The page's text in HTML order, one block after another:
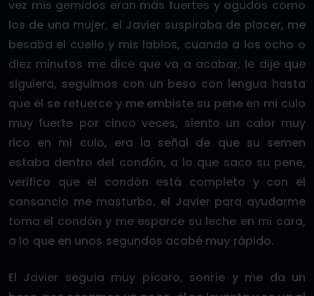
vez mis gemidos eran más fuertes y agudos como
los de una mujer, el Javier suspiraba de placer, me
besaba el cuello y mis labios, cuando a los ocho o
diez minutos me dice que va a acabar, le dije que
siguiera, seguimos con un beso con lengua hasta
que él se retuerce y me embiste su pene en mi culo
muy fuerte por cinco veces, siento un calor muy
rico en mi culo, era la señal de que su semen
estaba dentro del condón, a lo que saco su pene,
verifico que el condón está completo y con el
cansancio me masturbo, el Javier para ayudarme
toma el condón y me esparce su leche en mi cara,
a lo que en unos segundos acabé muy rápido.
El Javier seguía muy pícaro, sonríe y me da un